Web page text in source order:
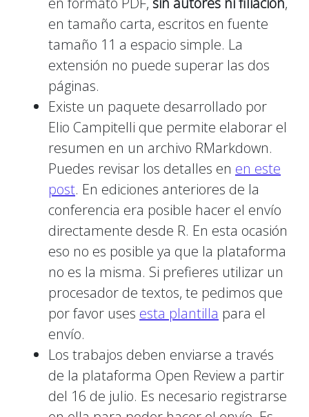
en tamaño carta, escritos en fuente
tamaño 11 a espacio simple. La
extensión no puede superar las dos
páginas.
Existe un paquete desarrollado por
Elio Campitelli que permite elaborar el
resumen en un archivo RMarkdown.
Puedes revisar los detalles en en este
post. En ediciones anteriores de la
conferencia era posible hacer el envío
directamente desde R. En esta ocasión
eso no es posible ya que la plataforma
no es la misma. Si prefieres utilizar un
procesador de textos, te pedimos que
por favor uses esta plantilla para el
envío.
Los trabajos deben enviarse a través
de la plataforma Open Review a partir
del 16 de julio. Es necesario registrarse